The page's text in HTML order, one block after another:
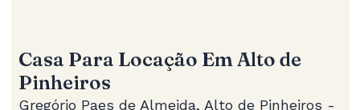
Casa Para Locação Em Alto de
Pinheiros
Gregório Paes de Almeida, Alto de Pinheiros -